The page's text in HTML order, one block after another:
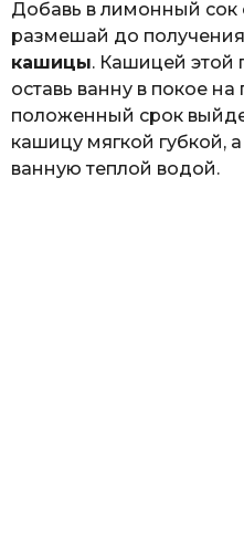
Добавь в лимонный сок
размешай до получения
кашицы. Кашицей этой
оставь ванну в покое на
положенный срок
кашицу мягкой губкой,
ванную теплой водой.